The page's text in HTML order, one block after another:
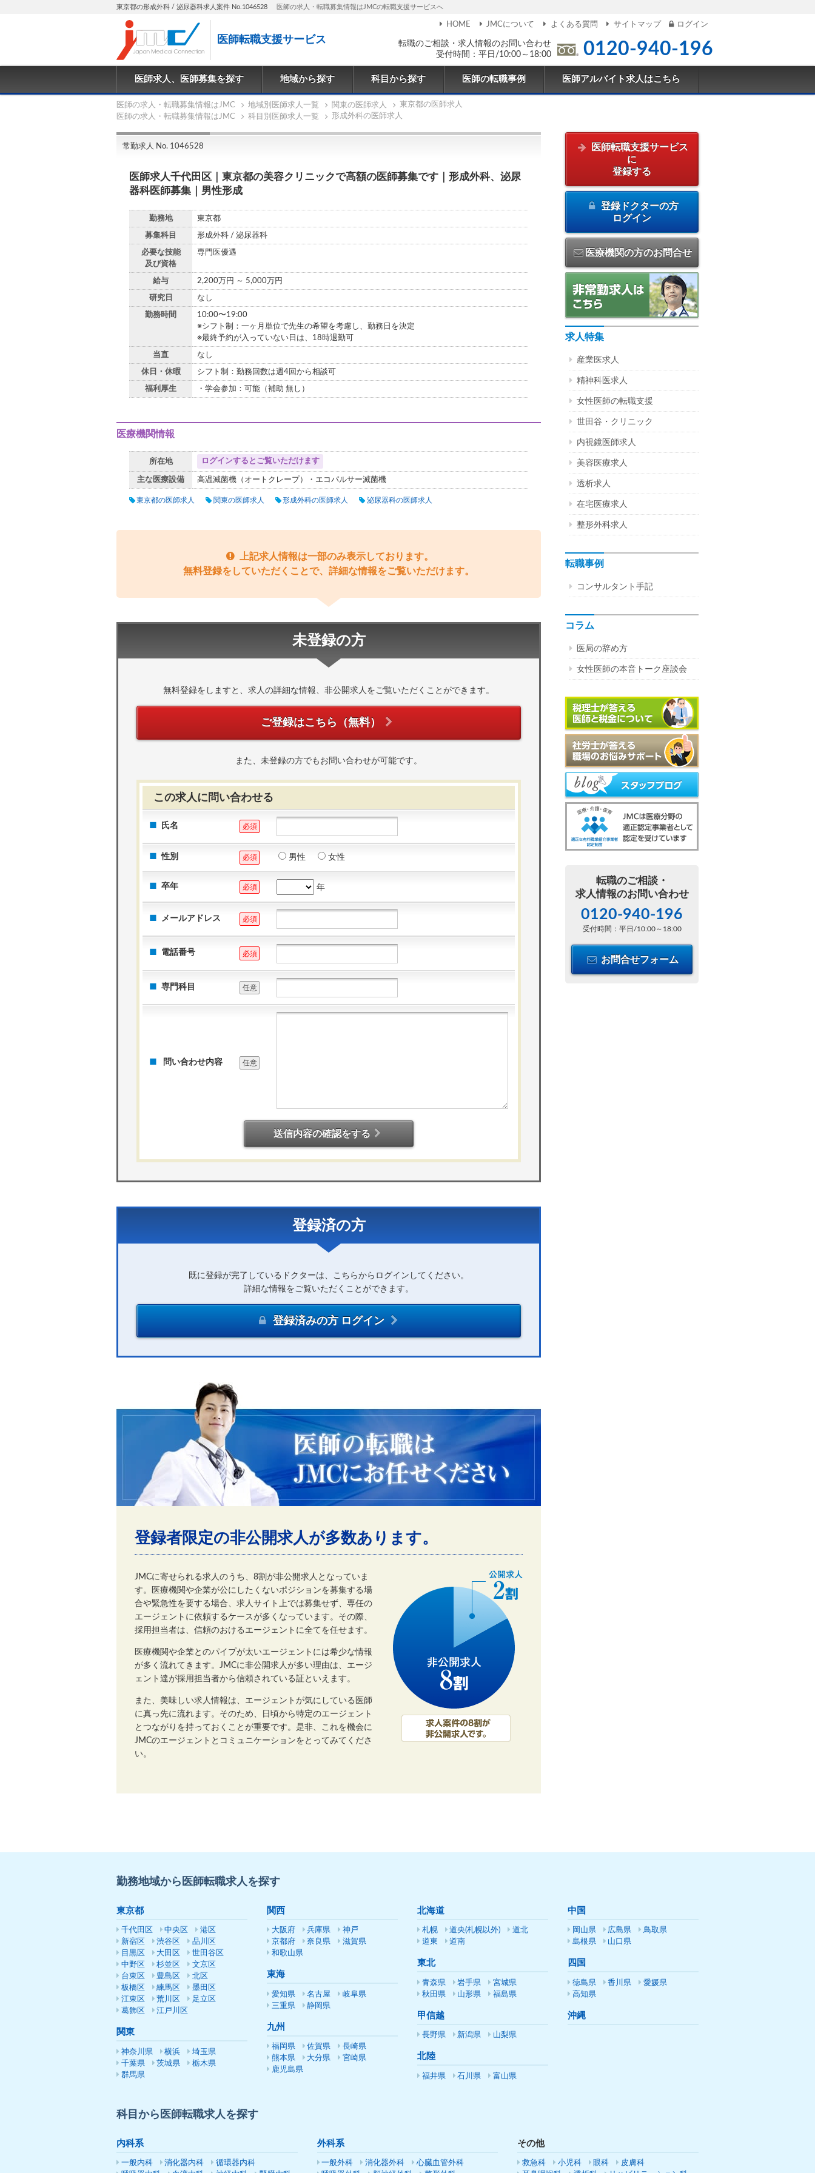
東京都の形成外科 / 泌尿器科求人案件 No.1046528 医師の求人・転職募集情報はJMCの転職支援サービスへ
医師転職支援サービス
転職のご相談・求人情報のお問い合わせ
受付時間：平日/10:00～18:00
0120-940-196
HOME JMCについて よくある質問 サイトマップ ログイン
医師求人、医師募集を探す 地域から探す 科目から探す 医師の転職事例 医師アルバイト求人はこちら
医師の求人・転職募集情報はJMC 地域別医師求人一覧 関東の医師求人
東京都の医師求人
医師の求人・転職募集情報はJMC
科目別医師求人一覧 形成外科の医師求人
常勤求人 No. 1046528
医師求人千代田区｜東京都の美容クリニックで高額の医師募集です｜形成外科、泌尿
器科医師募集｜男性形成
勤務地 東京都
募集科目 形成外科 / 泌尿器科
必要な技能
及び資格
専門医優遇
給与 2,200万円 ～ 5,000万円
研究日 なし
勤務時間
10:00〜19:00
※シフト制：一ヶ月単位で先生の希望を考慮し、勤務日を決定
※最終予約が入っていない日は、18時退勤可
当直 なし
休日・休暇 シフト制：勤務回数は週4回から相談可
福利厚生 ・学会参加：可能（補助 無し）
医療機関情報
所在地 ログインするとご覧いただけます
主な医療設備 高温滅菌機（オートクレープ）・エコパルサー滅菌機
東京都の医師求人 関東の医師求人 形成外科の医師求人 泌尿器科の医師求人
上記求人情報は一部のみ表示しております。
無料登録をしていただくことで、詳細な情報をご覧いただけます。
未登録の方
無料登録をしますと、求人の詳細な情報、非公開求人をご覧いただくことができます。
ご登録はこちら（無料）
また、未登録の方でもお問い合わせが可能です。
この求人に問い合わせる
氏名 必須
性別 必須 男性 女性
卒年 必須 年
メールアドレス 必須
電話番号 必須
専門科目 任意
問い合わせ内容 任意
送信内容の確認をする
登録済の方
既に登録が完了しているドクターは、こちらからログインしてください。
詳細な情報をご覧いただくことができます。
登録済みの方 ログイン
登録者限定の非公開求人が多数あります。
JMCに寄せられる求人のうち、8割が非公開求人となっていま
す。医療機関や企業が公にしたくないポジションを募集する場
合や緊急性を要する場合、求人サイト上では募集せず、専任の
エージェントに依頼するケースが多くなっています。その際、
採用担当者は、信頼のおけるエージェントに全てを任せます。
医療機関や企業とのパイプが太いエージェントには希少な情報
が多く流れてきます。JMCに非公開求人が多い理由は、エージ
ェント達が採用担当者から信頼されている証といえます。
また、美味しい求人情報は、エージェントが気にしている医師
に真っ先に流れます。そのため、日頃から特定のエージェント
とつながりを持っておくことが重要です。是非、これを機会に
JMCのエージェントとコミュニケーションをとってみてくださ
い。
医師転職支援サービス
に
登録する
登録ドクターの方
ログイン
医療機関の方のお問合せ
求人特集
産業医求人
精神科医求人
女性医師の転職支援
世田谷・クリニック
内視鏡医師求人
美容医療求人
透析求人
在宅医療求人
整形外科求人
転職事例
コンサルタント手記
コラム
医局の辞め方
女性医師の本音トーク座談会
転職のご相談・
求人情報のお問い合わせ
0120-940-196
受付時間：平日/10:00～18:00
お問合せフォーム
勤務地域から医師転職求人を探す
東京都
千代田区 中央区
港区
新宿区
渋谷区
品川区
目黒区
大田区
世田谷区
中野区
杉並区
文京区
台東区
豊島区
北区
板橋区
練馬区
墨田区
江東区
荒川区
足立区
葛飾区
江戸川区
関東
神奈川県 横浜
埼玉県
千葉県
茨城県
栃木県
群馬県
関西
大阪府 兵庫県
神戸
京都府
奈良県
滋賀県
和歌山県
東海
愛知県 名古屋
岐阜県
三重県
静岡県
九州
福岡県 佐賀県
長崎県
熊本県
大分県
宮崎県
鹿児島県
北海道
札幌 道央(札幌以外)
道北
道東
道南
東北
青森県 岩手県
宮城県
秋田県
山形県 福島県
甲信越
長野県 新潟県 山梨県
北陸
福井県 石川県 富山県
中国
岡山県 広島県
鳥取県
島根県
山口県
四国
徳島県 香川県
愛媛県
高知県
沖縄
科目から医師転職求人を探す
内科系
一般内科 消化器内科
循環器内科
外科系
一般外科 消化器外科
心臓血管外科
その他
救急科 小児科 眼科
皮膚科